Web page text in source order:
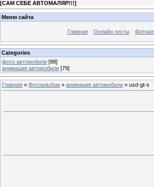
[САМ СЕБЕ АВТОМАЛЯР!!!]
Меню сайта
Главная Онлайн тесты
Categories
фото автомобили [98]
анимация автомобили [79]
Главная » Фотоальбом » анимация автомобили » usd-gt-s